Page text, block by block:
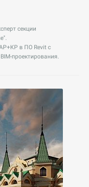
секции
в ПО Revit с
проектирования.